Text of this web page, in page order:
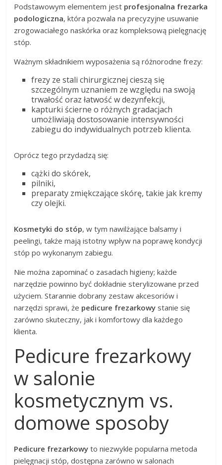
Podstawowym elementem jest profesjonalna frezarka
podologiczna, która pozwala na precyzyjne usuwanie
zrogowaciałego naskórka oraz kompleksową pielęgnację
stóp.
Ważnym składnikiem wyposażenia są różnorodne frezy:
frezy ze stali chirurgicznej cieszą się
szczególnym uznaniem ze względu na swoją
trwałość oraz łatwość w dezynfekcji,
kapturki ścierne o różnych gradacjach
umożliwiają dostosowanie intensywności
zabiegu do indywidualnych potrzeb klienta.
Oprócz tego przydadzą się:
cążki do skórek,
pilniki,
preparaty zmiękczające skórę, takie jak kremy
czy olejki.
Kosmetyki do stóp, w tym nawilżające balsamy i
peelingi, także mają istotny wpływ na poprawę kondycji
stóp po wykonanym zabiegu.
Nie można zapominać o zasadach higieny; każde
narzędzie powinno być dokładnie sterylizowane przed
użyciem. Starannie dobrany zestaw akcesoriów i
narzędzi sprawi, że pedicure frezarkowy stanie się
zarówno skuteczny, jak i komfortowy dla każdego
klienta.
Pedicure frezarkowy
w salonie
kosmetycznym vs.
domowe sposoby
Pedicure frezarkowy to niezwykle popularna metoda
pielęgnacji stóp, dostępna zarówno w salonach